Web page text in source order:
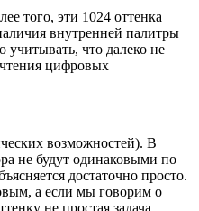
того, эти 1024 оттенка
внутренней палитры
учитывать, что далеко не
цифровых
возможностей). В
не будут одинаковыми по
достаточно просто.
а если мы говорим о
не простая задача.